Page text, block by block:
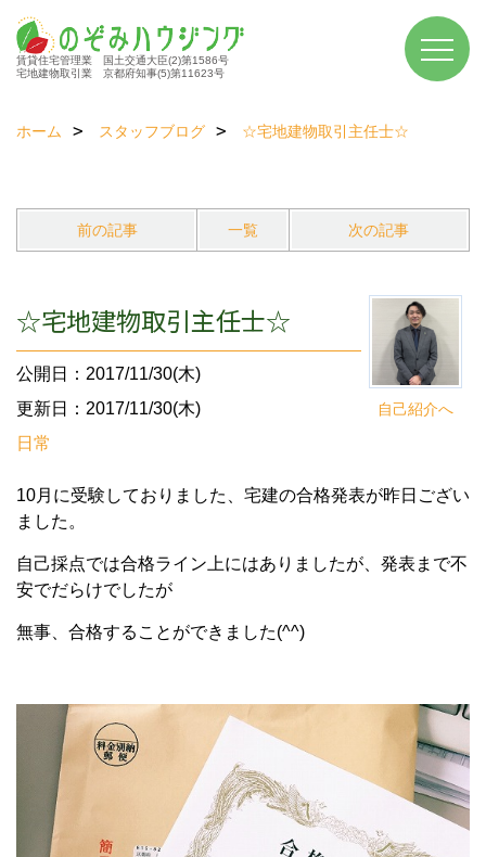
賃貸住宅管理業 国土交通大臣(2)第1586号
宅地建物取引業 京都府知事(5)第11623号
ホーム スタッフブログ ☆宅地建物取引主任士☆
前の記事 一覧 次の記事
自己紹介へ
☆宅地建物取引主任士☆
公開日：2017/11/30(木)
更新日：2017/11/30(木)
日常
10月に受験しておりました、宅建の合格発表が昨日ござい
ました。
自己採点では合格ライン上にはありましたが、発表まで不
安でだらけでしたが
無事、合格することができました(^^)